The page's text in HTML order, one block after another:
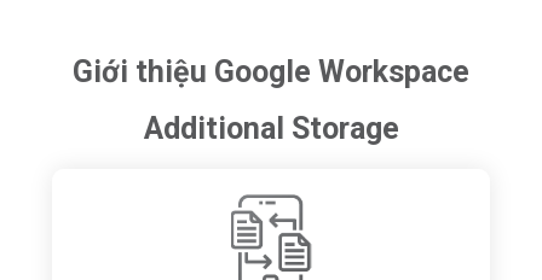
Giới thiệu Google Workspace
Additional Storage